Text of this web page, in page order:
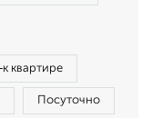
квартире
Посуточно